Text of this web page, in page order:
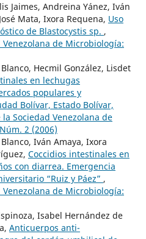
Jaimes, Andreina Yánez, Iván
Mata, Ixora Requena, Uso
de Blastocystis sp. ,
Venezolana de Microbiología:
Hecmil González, Lisdet
en lechugas
populares y
Bolívar, Estado Bolívar,
la Sociedad Venezolana de
2 (2006)
Iván Amaya, Ixora
Coccidios intestinales en
con diarrea. Emergencia
“Ruiz y Páez” ,
Venezolana de Microbiología:
Isabel Hernández de
Anticuerpos anti-